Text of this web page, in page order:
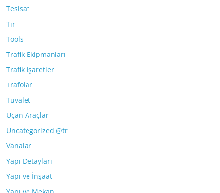
Tesisat
Tır
Tools
Trafik Ekipmanları
Trafik işaretleri
Trafolar
Tuvalet
Uçan Araçlar
Uncategorized @tr
Vanalar
Yapı Detayları
Yapı ve İnşaat